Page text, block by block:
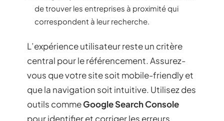
de trouver les entreprises à proximité qui
correspondent à leur recherche.
L’expérience utilisateur reste un critère
central pour le référencement. Assurez-
vous que votre site soit mobile-friendly et
que la navigation soit intuitive. Utilisez des
outils commeGoogle Search Console
pour identifier et corriger les erreurs